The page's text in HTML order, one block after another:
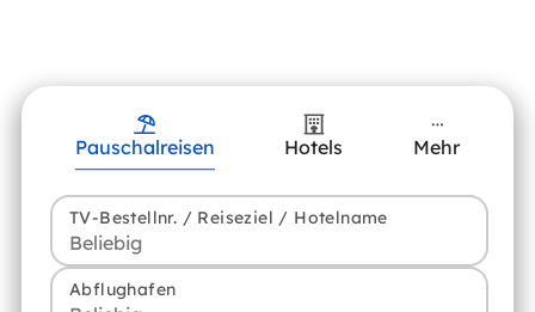
Pauschalreisen Hotels Mehr
TV-Bestellnr. / Reiseziel / Hotelname
Abflughafen